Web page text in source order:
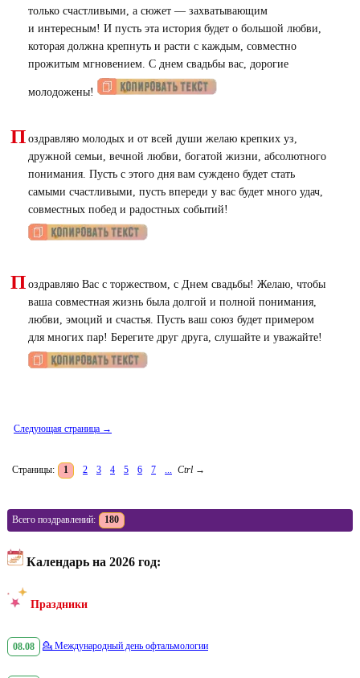
только счастливыми, а сюжет — захватывающим
и интересным! И пусть эта история будет о большой любви,
которая должна крепнуть и расти с каждым, совместно
прожитым мгновением. С днем свадьбы вас, дорогие
молодожены!
П оздравляю молодых и от всей души желаю крепких уз,
дружной семьи, вечной любви, богатой жизни, абсолютного
понимания. Пусть с этого дня вам суждено будет стать
самыми счастливыми, пусть впереди у вас будет много удач,
совместных побед и радостных событий!
П оздравляю Вас с торжеством, с Днем свадьбы! Желаю, чтобы
ваша совместная жизнь была долгой и полной понимания,
любви, эмоций и счастья. Пусть ваш союз будет примером
для многих пар! Берегите друг друга, слушайте и уважайте!
Следующая страница →
Страницы: 1 2 3 4 5 6 7 ... Ctrl →
Всего поздравлений: 180
Календарь на 2026 год:
Праздники
08.08 💁 Международный день офтальмологии